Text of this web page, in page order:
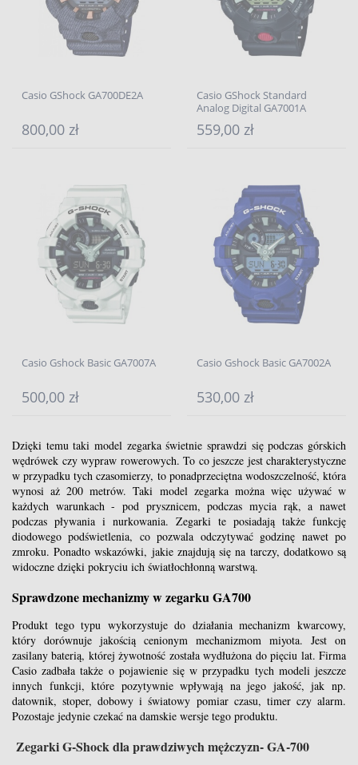
Casio GShock GA700DE2A
800,00 zł
Casio GShock Standard
Analog Digital GA7001A
559,00 zł
Casio Gshock Basic GA7007A
500,00 zł
Casio Gshock Basic GA7002A
530,00 zł
Dzięki temu taki model zegarka świetnie sprawdzi się podczas górskich
wędrówek czy wypraw rowerowych. To co jeszcze jest charakterystyczne
w przypadku tych czasomierzy, to ponadprzeciętna wodoszczelność, która
wynosi aż 200 metrów. Taki model zegarka można więc używać w
każdych warunkach - pod prysznicem, podczas mycia rąk, a nawet
podczas pływania i nurkowania. Zegarki te posiadają także funkcję
diodowego podświetlenia, co pozwala odczytywać godzinę nawet po
zmroku. Ponadto wskazówki, jakie znajdują się na tarczy, dodatkowo są
widoczne dzięki pokryciu ich światłochłonną warstwą.
Sprawdzone mechanizmy w zegarku GA700
Produkt tego typu wykorzystuje do działania mechanizm kwarcowy,
który dorównuje jakością cenionym mechanizmom miyota. Jest on
zasilany baterią, której żywotność została wydłużona do pięciu lat. Firma
Casio zadbała także o pojawienie się w przypadku tych modeli jeszcze
innych funkcji, które pozytywnie wpływają na jego jakość, jak np.
datownik, stoper, dobowy i światowy pomiar czasu, timer czy alarm.
Pozostaje jedynie czekać na damskie wersje tego produktu.
Zegarki G-Shock dla prawdziwych mężczyzn- GA-700